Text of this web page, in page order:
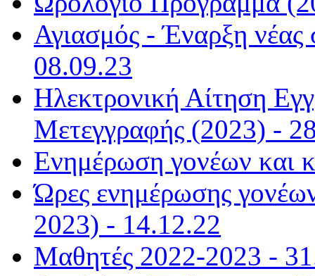
Αγιασμός - Έναρξη νέας
08.09.23
Ηλεκτρονική Αίτηση
Μετεγγραφής (2023) -
Ενημέρωση γονέων και
Ώρες ενημέρωσης
2023) - 14.12.22
Μαθητές 2022-2023 -